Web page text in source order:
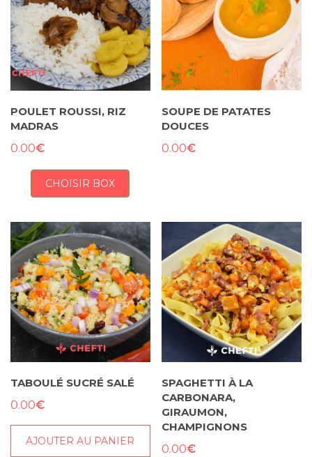
POULET ROUSSI, RIZ
MADRAS
0.00€
CHOISIR BOX
SOUPE DE PATATES
DOUCES
0.00€
TABOULÉ SUCRÉ SALÉ
0.00€
AJOUTER AU PANIER
SPAGHETTI À LA
CARBONARA,
GIRAUMON,
CHAMPIGNONS
0.00€